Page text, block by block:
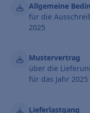
Allgemeine
für die
2025
Mustervertrag
über die
für das Jahr 2025
Lieferlastgang